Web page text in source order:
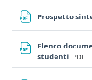
Prospetto
Elenco
studenti File
PDF